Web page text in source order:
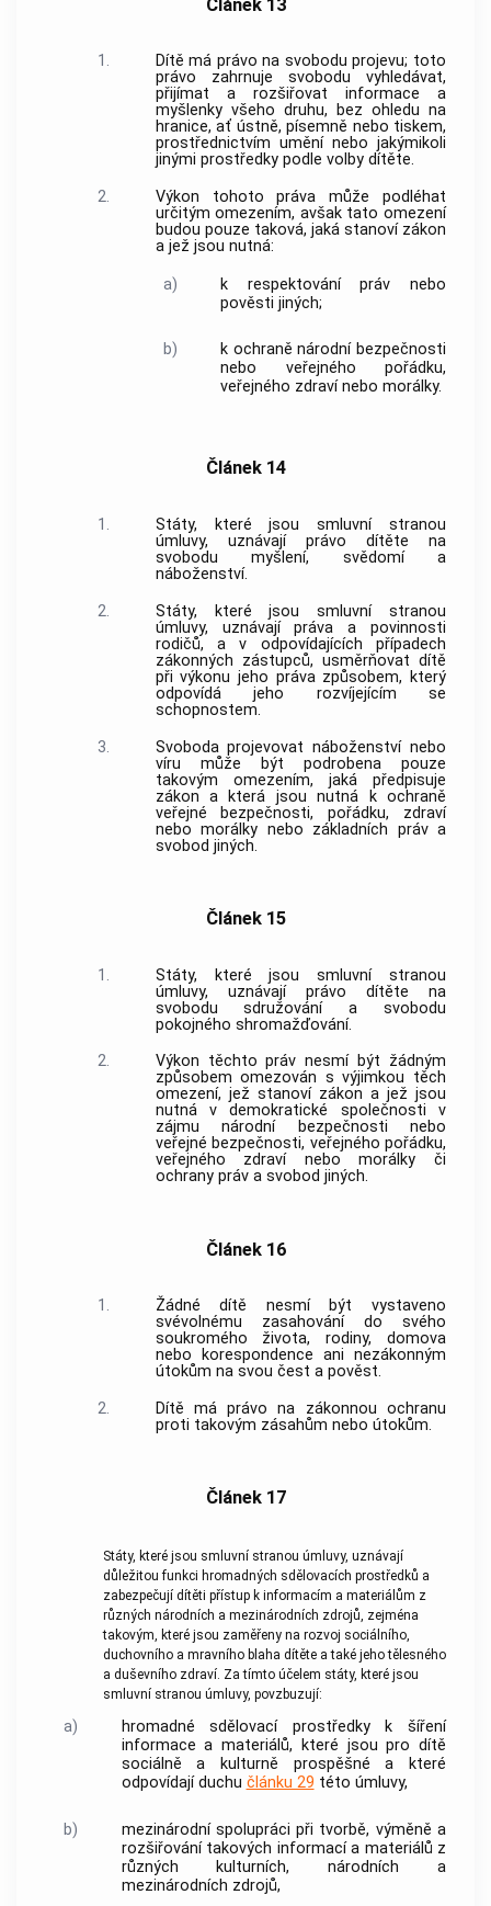
Článek 13
1.
Dítě má právo na svobodu projevu; toto
právo zahrnuje svobodu vyhledávat,
přijímat a rozšiřovat informace a
myšlenky všeho druhu, bez ohledu na
hranice, ať ústně, písemně nebo tiskem,
prostřednictvím umění nebo jakýmikoli
jinými prostředky podle volby dítěte.
2.
Výkon tohoto práva může podléhat
určitým omezením, avšak tato omezení
budou pouze taková, jaká stanoví zákon
a jež jsou nutná:
a)
k respektování práv nebo
pověsti jiných;
b)
k ochraně národní bezpečnosti
nebo veřejného pořádku,
veřejného zdraví nebo morálky.
Článek 14
1.
Státy, které jsou smluvní stranou
úmluvy, uznávají právo dítěte na
svobodu myšlení, svědomí a
náboženství.
2.
Státy, které jsou smluvní stranou
úmluvy, uznávají práva a povinnosti
rodičů, a v odpovídajících případech
zákonných zástupců, usměrňovat dítě
při výkonu jeho práva způsobem, který
odpovídá jeho rozvíjejícím se
schopnostem.
3.
Svoboda projevovat náboženství nebo
víru může být podrobena pouze
takovým omezením, jaká předpisuje
zákon a která jsou nutná k ochraně
veřejné bezpečnosti, pořádku, zdraví
nebo morálky nebo základních práv a
svobod jiných.
Článek 15
1.
Státy, které jsou smluvní stranou
úmluvy, uznávají právo dítěte na
svobodu sdružování a svobodu
pokojného shromažďování.
2.
Výkon těchto práv nesmí být žádným
způsobem omezován s výjimkou těch
omezení, jež stanoví zákon a jež jsou
nutná v demokratické společnosti v
zájmu národní bezpečnosti nebo
veřejné bezpečnosti, veřejného pořádku,
veřejného zdraví nebo morálky či
ochrany práv a svobod jiných.
Článek 16
1.
Žádné dítě nesmí být vystaveno
svévolnému zasahování do svého
soukromého života, rodiny, domova
nebo korespondence ani nezákonným
útokům na svou čest a pověst.
2.
Dítě má právo na zákonnou ochranu
proti takovým zásahům nebo útokům.
Článek 17
Státy, které jsou smluvní stranou úmluvy, uznávají
důležitou funkci hromadných sdělovacích prostředků a
zabezpečují dítěti přístup k informacím a materiálům z
různých národních a mezinárodních zdrojů, zejména
takovým, které jsou zaměřeny na rozvoj sociálního,
duchovního a mravního blaha dítěte a také jeho tělesného
a duševního zdraví. Za tímto účelem státy, které jsou
smluvní stranou úmluvy, povzbuzují:
a)
hromadné sdělovací prostředky k šíření
informace a materiálů, které jsou pro dítě
sociálně a kulturně prospěšné a které
odpovídají duchu článku 29 této úmluvy,
b)
mezinárodní spolupráci při tvorbě, výměně a
rozšiřování takových informací a materiálů z
různých kulturních, národních a
mezinárodních zdrojů,